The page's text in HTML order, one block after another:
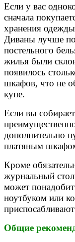
Если у вас
сначала
хранения
Диваны лучше
постельного
жилья были
появилось
шкафов, что не
купе.
Если вы
дополнительно
платяным
Кроме
журнальный
может
ноутбуком или
Общие